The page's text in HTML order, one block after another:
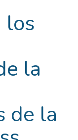
los
la
de la